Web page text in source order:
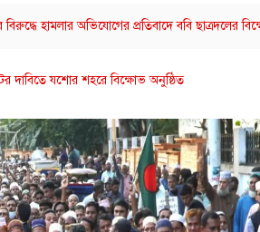
অভিযোগের প্রতিবাদে ববি ছাত্রদলের বিক্ষোভ মিছিল
দাবিতে যশোর শহরে বিক্ষোভ অনুষ্ঠিত